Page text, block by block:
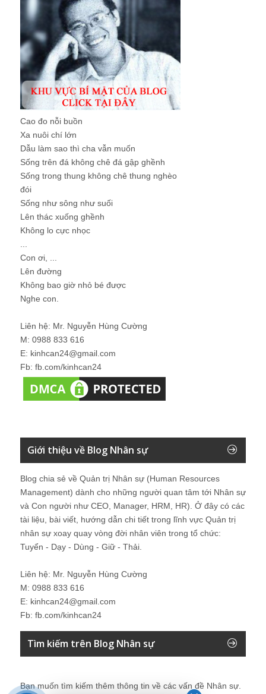
Cao đo nỗi buồn
Xa nuôi chí lớn
Dẫu làm sao thì cha vẫn muốn
Sống trên đá không chê đá gập ghềnh
Sống trong thung không chê thung nghèo
đói
Sống như sông như suối
Lên thác xuống ghềnh
Không lo cực nhọc
...
Con ơi, ...
Lên đường
Không bao giờ nhỏ bé được
Nghe con.
Liên hệ: Mr. Nguyễn Hùng Cường
M: 0988 833 616
E: kinhcan24@gmail.com
Fb: fb.com/kinhcan24
Giới thiệu về Blog Nhân sự
Blog chia sẻ về Quản trị Nhân sự (Human Resources
Management) dành cho những người quan tâm tới Nhân sự
và Con người như CEO, Manager, HRM, HR). Ở đây có các
tài liệu, bài viết, hướng dẫn chi tiết trong lĩnh vực Quản trị
nhân sự xoay quay vòng đời nhân viên trong tổ chức:
Tuyển - Dạy - Dùng - Giữ - Thải.
Liên hệ: Mr. Nguyễn Hùng Cường
M: 0988 833 616
E: kinhcan24@gmail.com
Fb: fb.com/kinhcan24
Tìm kiếm trên Blog Nhân sự
Bạn muốn tìm kiếm thêm thông tin về các vấn đề Nhân sự.